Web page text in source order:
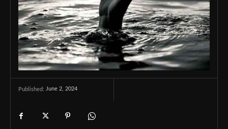
Published: June 2, 2024